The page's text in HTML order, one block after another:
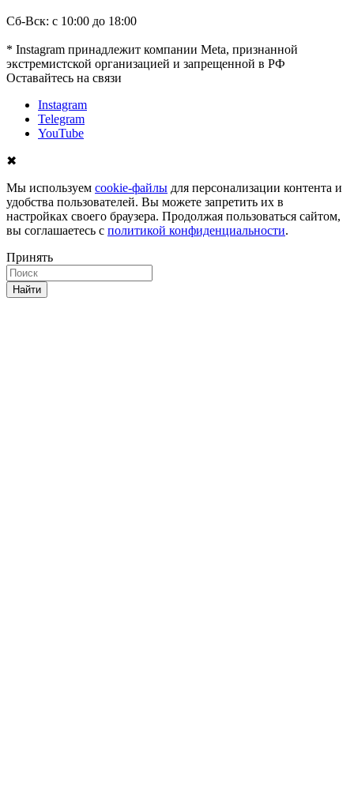
Сб-Вск: с 10:00 до 18:00
* Instagram принадлежит компании Meta, признанной
экстремистской организацией и запрещенной в РФ
Оставайтесь на связи
Instagram
Telegram
YouTube
✖
Мы используем cookie-файлы для персонализации контента и
удобства пользователей. Вы можете запретить их в
настройках своего браузера. Продолжая пользоваться сайтом,
вы соглашаетесь с политикой конфиденциальности.
Принять
Найти